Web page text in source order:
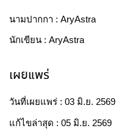
นามปากกา : AryAstra
นักเขียน : AryAstra
เผยแพร่
วันที่เผยแพร่ : 03 มิ.ย. 2569
แก้ไขล่าสุด : 05 มิ.ย. 2569